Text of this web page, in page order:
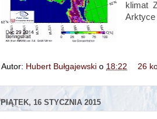
klimat
Arktyce
Autor: Hubert Bułgajewski o 18:22 26
PIĄTEK, 16 STYCZNIA 2015